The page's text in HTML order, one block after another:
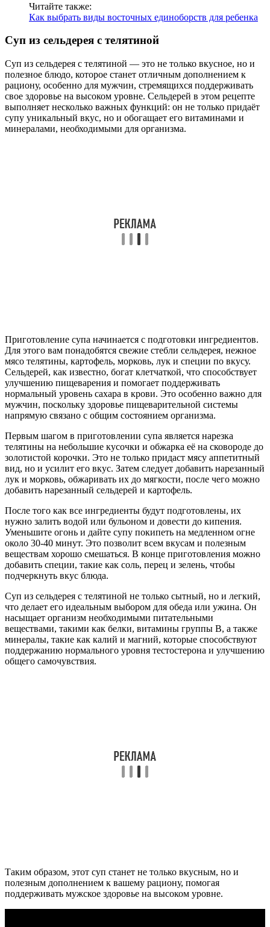
Читайте также:
Как выбрать виды восточных единоборств для ребенка
Суп из сельдерея с телятиной
Суп из сельдерея с телятиной — это не только вкусное, но и
полезное блюдо, которое станет отличным дополнением к
рациону, особенно для мужчин, стремящихся поддерживать
свое здоровье на высоком уровне. Сельдерей в этом рецепте
выполняет несколько важных функций: он не только придаёт
супу уникальный вкус, но и обогащает его витаминами и
минералами, необходимыми для организма.
Приготовление супа начинается с подготовки ингредиентов.
Для этого вам понадобятся свежие стебли сельдерея, нежное
мясо телятины, картофель, морковь, лук и специи по вкусу.
Сельдерей, как известно, богат клетчаткой, что способствует
улучшению пищеварения и помогает поддерживать
нормальный уровень сахара в крови. Это особенно важно для
мужчин, поскольку здоровье пищеварительной системы
напрямую связано с общим состоянием организма.
Первым шагом в приготовлении супа является нарезка
телятины на небольшие кусочки и обжарка её на сковороде до
золотистой корочки. Это не только придаст мясу аппетитный
вид, но и усилит его вкус. Затем следует добавить нарезанный
лук и морковь, обжаривать их до мягкости, после чего можно
добавить нарезанный сельдерей и картофель.
После того как все ингредиенты будут подготовлены, их
нужно залить водой или бульоном и довести до кипения.
Уменьшите огонь и дайте супу покипеть на медленном огне
около 30-40 минут. Это позволит всем вкусам и полезным
веществам хорошо смешаться. В конце приготовления можно
добавить специи, такие как соль, перец и зелень, чтобы
подчеркнуть вкус блюда.
Суп из сельдерея с телятиной не только сытный, но и легкий,
что делает его идеальным выбором для обеда или ужина. Он
насыщает организм необходимыми питательными
веществами, такими как белки, витамины группы B, а также
минералы, такие как калий и магний, которые способствуют
поддержанию нормального уровня тестостерона и улучшению
общего самочувствия.
Таким образом, этот суп станет не только вкусным, но и
полезным дополнением к вашему рациону, помогая
поддерживать мужское здоровье на высоком уровне.